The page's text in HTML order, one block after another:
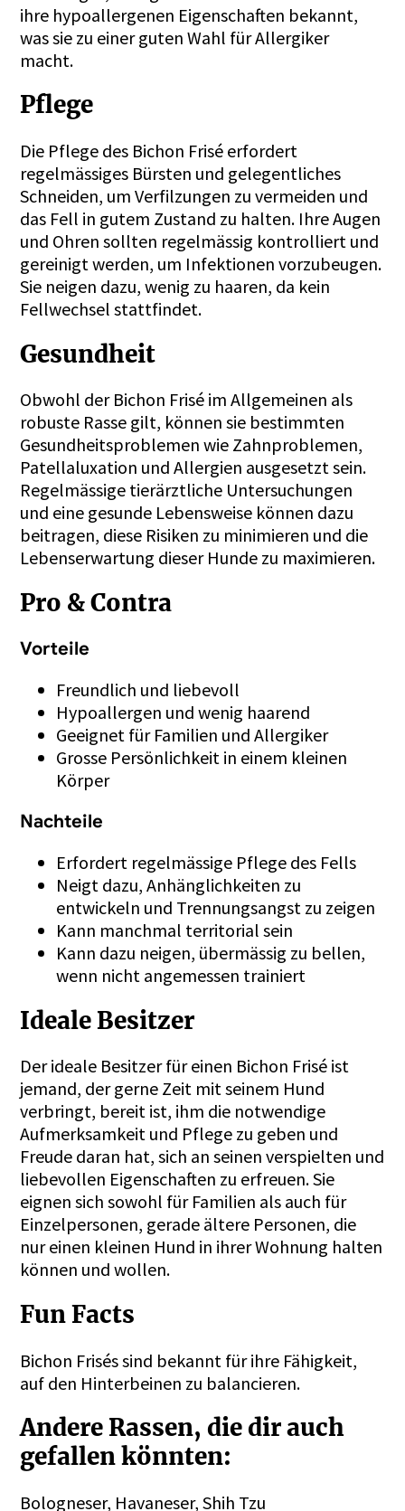
ihre hypoallergenen Eigenschaften bekannt,
was sie zu einer guten Wahl für Allergiker
macht.
Pflege
Die Pflege des Bichon Frisé erfordert
regelmässiges Bürsten und gelegentliches
Schneiden, um Verfilzungen zu vermeiden und
das Fell in gutem Zustand zu halten. Ihre Augen
und Ohren sollten regelmässig kontrolliert und
gereinigt werden, um Infektionen vorzubeugen.
Sie neigen dazu, wenig zu haaren, da kein
Fellwechsel stattfindet.
Gesundheit
Obwohl der Bichon Frisé im Allgemeinen als
robuste Rasse gilt, können sie bestimmten
Gesundheitsproblemen wie Zahnproblemen,
Patellaluxation und Allergien ausgesetzt sein.
Regelmässige tierärztliche Untersuchungen
und eine gesunde Lebensweise können dazu
beitragen, diese Risiken zu minimieren und die
Lebenserwartung dieser Hunde zu maximieren.
Pro & Contra
Vorteile
Freundlich und liebevoll
Hypoallergen und wenig haarend
Geeignet für Familien und Allergiker
Grosse Persönlichkeit in einem kleinen
Körper
Nachteile
Erfordert regelmässige Pflege des Fells
Neigt dazu, Anhänglichkeiten zu
entwickeln und Trennungsangst zu zeigen
Kann manchmal territorial sein
Kann dazu neigen, übermässig zu bellen,
wenn nicht angemessen trainiert
Ideale Besitzer
Der ideale Besitzer für einen Bichon Frisé ist
jemand, der gerne Zeit mit seinem Hund
verbringt, bereit ist, ihm die notwendige
Aufmerksamkeit und Pflege zu geben und
Freude daran hat, sich an seinen verspielten und
liebevollen Eigenschaften zu erfreuen. Sie
eignen sich sowohl für Familien als auch für
Einzelpersonen, gerade ältere Personen, die
nur einen kleinen Hund in ihrer Wohnung halten
können und wollen.
Fun Facts
Bichon Frisés sind bekannt für ihre Fähigkeit,
auf den Hinterbeinen zu balancieren.
Andere Rassen, die dir auch
gefallen könnten:
Bologneser, Havaneser, Shih Tzu